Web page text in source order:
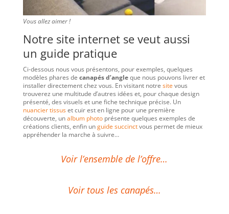
Vous allez aimer !
Notre site internet se veut aussi
un guide pratique
Ci-dessous nous vous présentons, pour exemples, quelques
modèles phares de canapés d’angleque nous pouvons livrer et
installer directement chez vous. En visitant notre site vous
trouverez une multitude d’autres idées et, pour chaque design
présenté, des visuels et une fiche technique précise. Un
nuancier tissuset cuir est en ligne pour une première
découverte, unalbum photoprésente quelques exemples de
créations clients, enfin unguide succinctvous permet de mieux
appréhender la marche à suivre…
Voir l’ensemble de l’offre…
Voir tous les canapés…